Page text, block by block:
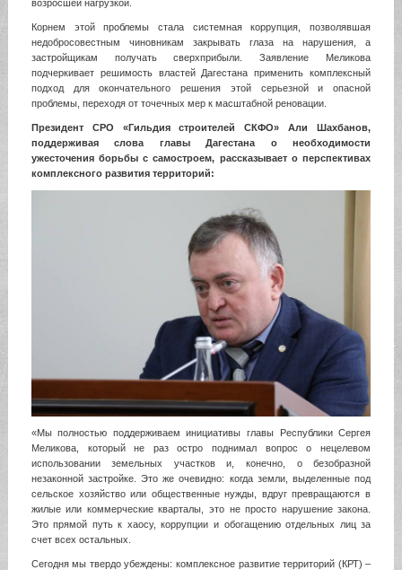
возросшей нагрузкой.
Корнем этой проблемы стала системная коррупция, позволявшая
недобросовестным чиновникам закрывать глаза на нарушения, а
застройщикам получать сверхприбыли. Заявление Меликова
подчеркивает решимость властей Дагестана применить комплексный
подход для окончательного решения этой серьезной и опасной
проблемы, переходя от точечных мер к масштабной реновации.
Президент СРО «Гильдия строителей СКФО» Али Шахбанов,
поддерживая слова главы Дагестана о необходимости
ужесточения борьбы с самостроем, рассказывает о перспективах
комплексного развития территорий:
«Мы полностью поддерживаем инициативы главы Республики Сергея
Меликова, который не раз остро поднимал вопрос о нецелевом
использовании земельных участков и, конечно, о безобразной
незаконной застройке. Это же очевидно: когда земли, выделенные под
сельское хозяйство или общественные нужды, вдруг превращаются в
жилые или коммерческие кварталы, это не просто нарушение закона.
Это прямой путь к хаосу, коррупции и обогащению отдельных лиц за
счет всех остальных.
Сегодня мы твердо убеждены: комплексное развитие территорий (КРТ) –